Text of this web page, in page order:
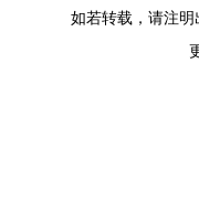
如若转载，请注